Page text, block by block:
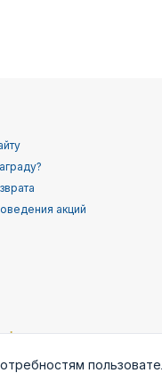
акций